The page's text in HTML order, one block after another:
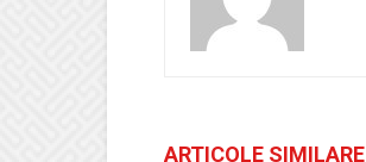
ARTICOLE SIMILARE